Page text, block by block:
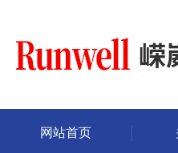
网站首页